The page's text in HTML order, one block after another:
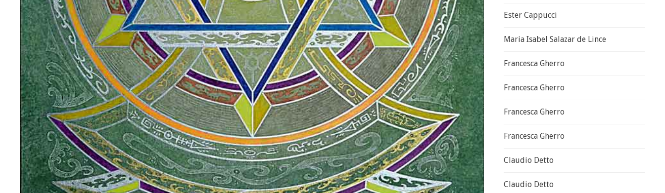
Ester Cappucci
Maria Isabel Salazar de Lince
Francesca Gherro
Francesca Gherro
Francesca Gherro
Francesca Gherro
Claudio Detto
Claudio Detto